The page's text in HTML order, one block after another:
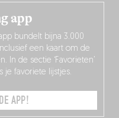
app
bundelt bijna 3.000
een kaart om de
In de sectie ‘Favorieten’
je favoriete lijstjes.
APP!